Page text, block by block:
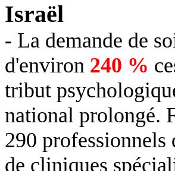
Israël
- La demande de
d'environ 240 %
tribut
national prolongé.
290 professionnels
de cliniques